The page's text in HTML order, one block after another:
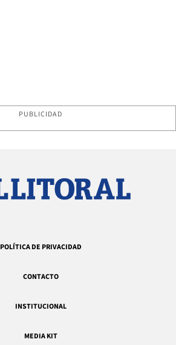
PUBLICIDAD
POLÍTICA DE PRIVACIDAD
CONTACTO
INSTITUCIONAL
MEDIA KIT